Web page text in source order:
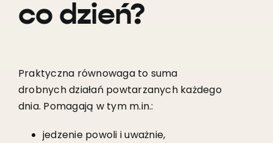
co dzień?
Praktyczna równowaga to suma
drobnych działań powtarzanych każdego
dnia. Pomagają w tym m.in.:
jedzenie powoli i uważnie,